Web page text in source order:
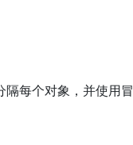
每个对象，并使用